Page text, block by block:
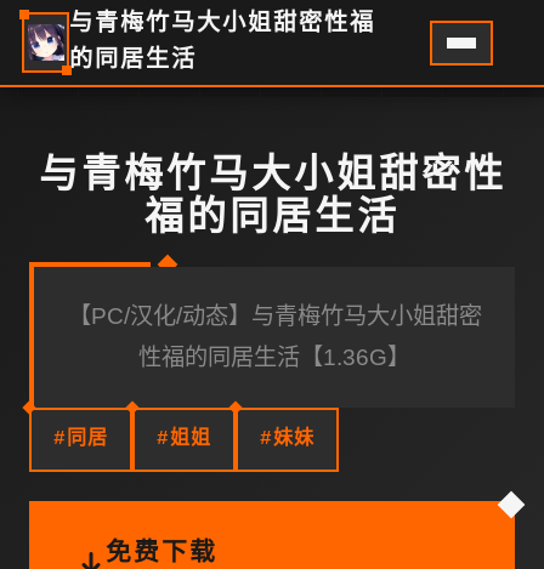
与青梅竹马大小姐甜密性福
的同居生活
与青梅竹马大小姐甜密性
福的同居生活
【PC/汉化/动态】与青梅竹马大小姐甜密
性福的同居生活【1.36G】
#同居 #姐姐 #妹妹
免费下载